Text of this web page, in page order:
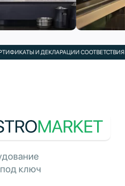
И ДЕКЛАРАЦИИ СООТВЕТСТВИЯ В
ключ